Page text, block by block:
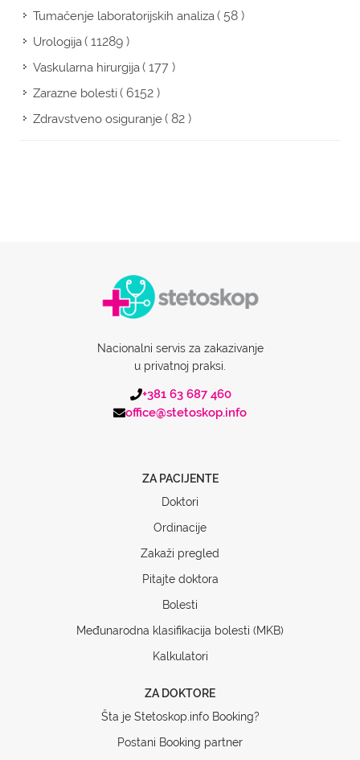
Tumačenje laboratorijskih analiza( 58 )
Urologija( 11289 )
Vaskularna hirurgija( 177 )
Zarazne bolesti( 6152 )
Zdravstveno osiguranje( 82 )
Nacionalni servis za zakazivanje
u privatnoj praksi.
+381 63 687 460
office@stetoskop.info
ZA PACIJENTE
Doktori
Ordinacije
Zakaži pregled
Pitajte doktora
Bolesti
Međunarodna klasifikacija bolesti (MKB)
Kalkulatori
ZA DOKTORE
Šta je Stetoskop.info Booking?
Postani Booking partner